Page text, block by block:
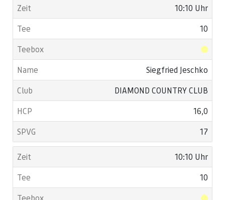
10:10 Uhr
10
Siegfried Jeschko
DIAMOND COUNTRY CLUB
16,0
17
10:10 Uhr
10